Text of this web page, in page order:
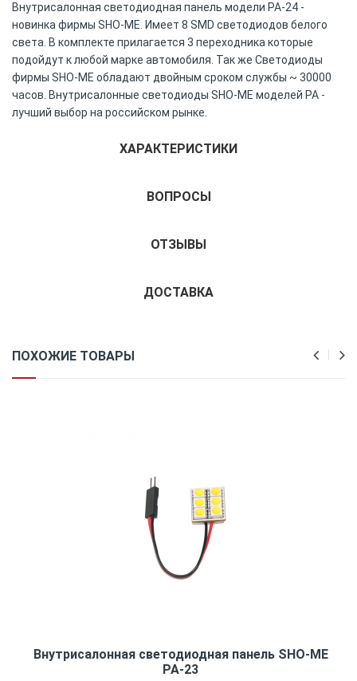
Внутрисалонная светодиодная панель модели PA-24 -
новинка фирмы SHO-ME. Имеет 8 SMD светодиодов белого
света. В комплекте прилагается 3 переходника которые
подойдут к любой марке автомобиля. Так же Светодиоды
фирмы SHO-ME обладают двойным сроком службы ~ 30000
часов. Внутрисалонные светодиоды SHO-ME моделей PA -
лучший выбор на российском рынке.
ХАРАКТЕРИСТИКИ
ВОПРОСЫ
ОТЗЫВЫ
ДОСТАВКА
ПОХОЖИЕ ТОВАРЫ
Внутрисалонная светодиодная панель SHO-ME
PA-23